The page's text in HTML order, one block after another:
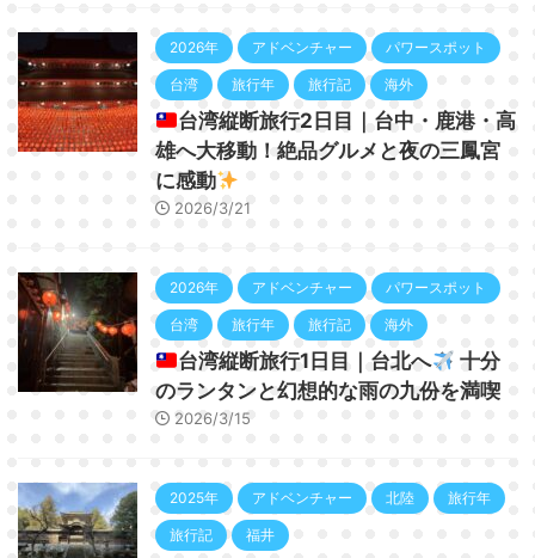
2026年 アドベンチャー パワースポット
台湾 旅行年 旅行記 海外
台湾縦断旅行2日目｜台中・鹿港・高
雄へ大移動！絶品グルメと夜の三鳳宮
に感動
2026/3/21
2026年 アドベンチャー パワースポット
台湾 旅行年 旅行記 海外
台湾縦断旅行1日目｜台北へ
十分
のランタンと幻想的な雨の九份を満喫
2026/3/15
2025年 アドベンチャー 北陸 旅行年
旅行記 福井